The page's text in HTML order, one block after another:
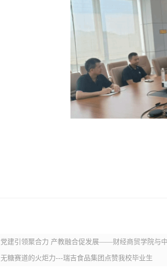
党建引领聚合力 产教融合促发展——财经商贸学院与
无糖赛道的火炬力---瑞吉食品集团点赞我校毕业生